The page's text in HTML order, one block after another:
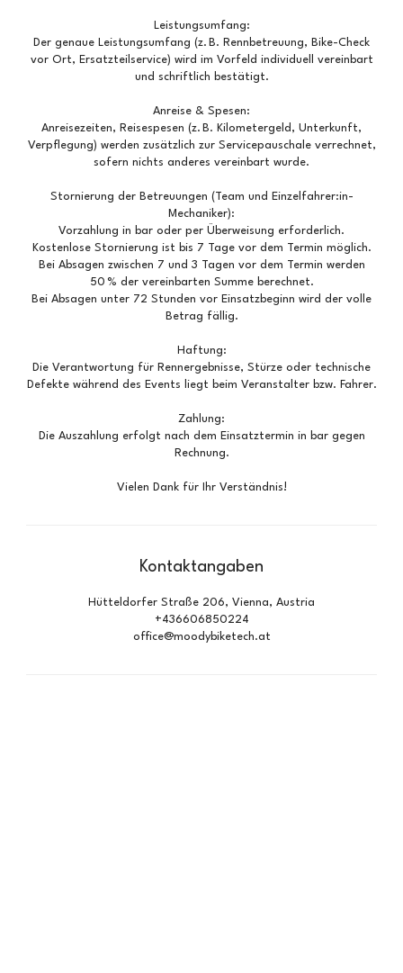
Leistungsumfang:
Der genaue Leistungsumfang (z. B. Rennbetreuung, Bike-Check
vor Ort, Ersatzteilservice) wird im Vorfeld individuell vereinbart
und schriftlich bestätigt.
Anreise & Spesen:
Anreisezeiten, Reisespesen (z. B. Kilometergeld, Unterkunft,
Verpflegung) werden zusätzlich zur Servicepauschale verrechnet,
sofern nichts anderes vereinbart wurde.
Stornierung der Betreuungen (Team und Einzelfahrer:in-
Mechaniker):
Vorzahlung in bar oder per Überweisung erforderlich.
Kostenlose Stornierung ist bis 7 Tage vor dem Termin möglich.
Bei Absagen zwischen 7 und 3 Tagen vor dem Termin werden
50 % der vereinbarten Summe berechnet.
Bei Absagen unter 72 Stunden vor Einsatzbeginn wird der volle
Betrag fällig.
Haftung:
Die Verantwortung für Rennergebnisse, Stürze oder technische
Defekte während des Events liegt beim Veranstalter bzw. Fahrer.
Zahlung:
Die Auszahlung erfolgt nach dem Einsatztermin in bar gegen
Rechnung.
Vielen Dank für Ihr Verständnis!
Kontaktangaben
Hütteldorfer Straße 206, Vienna, Austria
+436606850224
office@moodybiketech.at